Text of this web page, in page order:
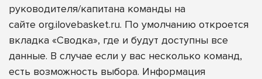
руководителя/капитана команды на
сайте org.ilovebasket.ru. По умолчанию откроется
вкладка «Сводка», где и будут доступны все
данные. В случае если у вас несколько команд,
есть возможность выбора. Информация